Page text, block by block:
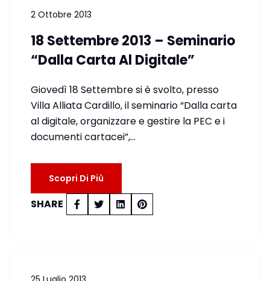
2 Ottobre 2013
18 Settembre 2013 – Seminario
“Dalla Carta Al Digitale”
Giovedì 18 Settembre si è svolto, presso
Villa Alliata Cardillo, il seminario “Dalla carta
al digitale, organizzare e gestire la PEC e i
documenti cartacei”,…
Scopri Di Più
SHARE